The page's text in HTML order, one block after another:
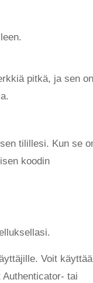
pitkä, ja sen on
tilillesi. Kun se
koodin
Voit käyttää
tai